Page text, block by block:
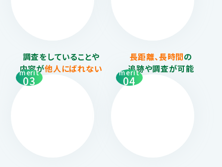
調査をしていることや
内容が他人にばれない
長距離、長時間の
追跡や調査が可能
merit
03
merit
04